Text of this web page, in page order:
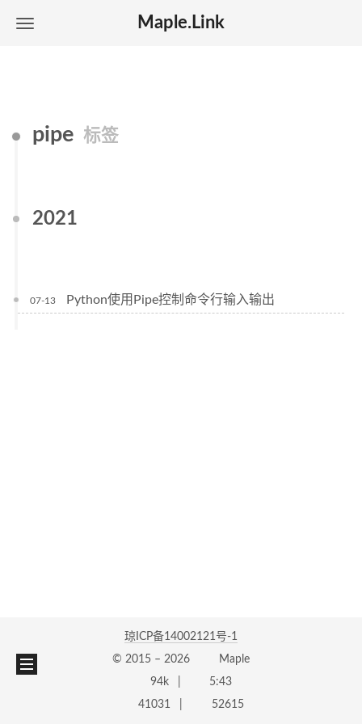
Maple.Link
pipe 标签
2021
07-13 Python使用Pipe控制命令行输入输出
琼ICP备14002121号-1
© 2015 –2026
Maple
94k
5:43
41031
52615